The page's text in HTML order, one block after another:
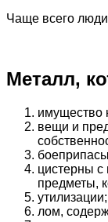
Чаще всего
Металл,
имущество
вещи и
цистерны с
предметы,
утилизации;
лом,